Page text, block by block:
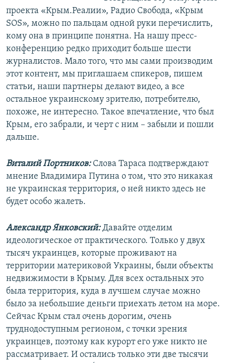
проекта «Крым.Реалии», Радио Свобода, «Крым
SOS», можно по пальцам одной руки перечислить,
кому она в принципе понятна. На нашу пресс-
конференцию редко приходит больше шести
журналистов. Мало того, что мы сами производим
этот контент, мы приглашаем спикеров, пишем
статьи, наши партнеры делают видео, а все
остальное украинскому зрителю, потребителю,
похоже, не интересно. Такое впечатление, что был
Крым, его забрали, и черт с ним – забыли и пошли
дальше.
Виталий Портников:Слова Тараса подтверждают
мнение Владимира Путина о том, что это никакая
не украинская территория, о ней никто здесь не
будет особо жалеть.
Александр Янковский:Давайте отделим
идеологическое от практического. Только у двух
тысяч украинцев, которые проживают на
территории материковой Украины, были объекты
недвижимости в Крыму. Для всех остальных это
была территория, куда в лучшем случае можно
было за небольшие деньги приехать летом на море.
Сейчас Крым стал очень дорогим, очень
труднодоступным регионом, с точки зрения
украинцев, поэтому как курорт его уже никто не
рассматривает. И остались только эти две тысячи